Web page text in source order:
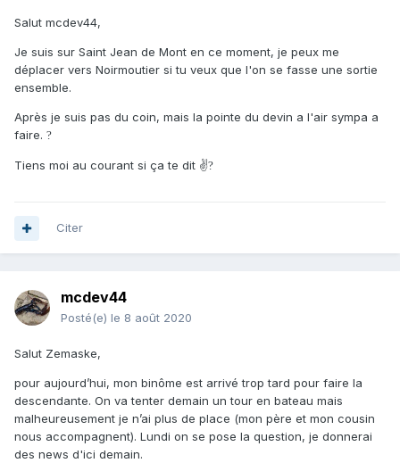
Salut mcdev44,
Je suis sur Saint Jean de Mont en ce moment, je peux me
déplacer vers Noirmoutier si tu veux que l'on se fasse une sortie
ensemble.
Après je suis pas du coin, mais la pointe du devin a l'air sympa a
faire. ?
Tiens moi au courant si ça te dit ✌?
Citer
mcdev44
Posté(e) le 8 août 2020
Salut Zemaske,
pour aujourd’hui, mon binôme est arrivé trop tard pour faire la
descendante. On va tenter demain un tour en bateau mais
malheureusement je n’ai plus de place (mon père et mon cousin
nous accompagnent). Lundi on se pose la question, je donnerai
des news d'ici demain.